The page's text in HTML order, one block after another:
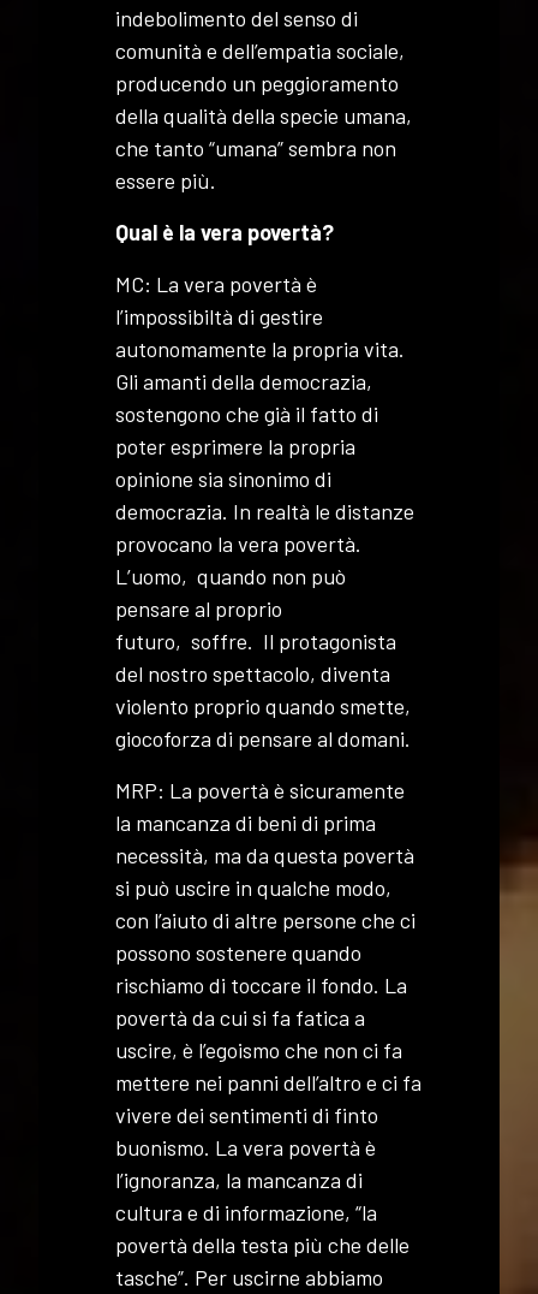
indebolimento del senso di
comunità e dell’empatia sociale,
producendo un peggioramento
della qualità della specie umana,
che tanto “umana” sembra non
essere più.
Qual è la vera povertà?
MC: La vera povertà è
l’impossibiltà di gestire
autonomamente la propria vita.
Gli amanti della democrazia,
sostengono che già il fatto di
poter esprimere la propria
opinione sia sinonimo di
democrazia. In realtà le distanze
provocano la vera povertà.
L’uomo, quando non può
pensare al proprio
futuro, soffre. Il protagonista
del nostro spettacolo, diventa
violento proprio quando smette,
giocoforza di pensare al domani.
MRP: La povertà è sicuramente
la mancanza di beni di prima
necessità, ma da questa povertà
si può uscire in qualche modo,
con l’aiuto di altre persone che ci
possono sostenere quando
rischiamo di toccare il fondo. La
povertà da cui si fa fatica a
uscire, è l’egoismo che non ci fa
mettere nei panni dell’altro e ci fa
vivere dei sentimenti di finto
buonismo. La vera povertà è
l’ignoranza, la mancanza di
cultura e di informazione, “la
povertà della testa più che delle
tasche”. Per uscirne abbiamo